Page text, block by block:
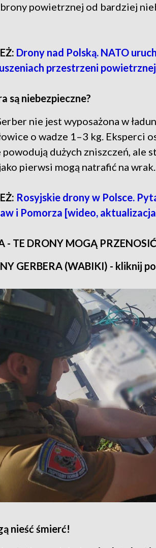
powietrznej od bardziej
Drony nad Polską. NATO
przestrzeni powietrznej
są niebezpieczne?
nie jest wyposażona w
o wadze 1–3 kg. Eksperci
powodują dużych zniszczeń, ale
pierwsi mogą natrafić na wrak.
Rosyjskie drony w Polsce.
i Pomorza [wideo,
- TE DRONY MOGĄ
GERBERA (WABIKI) - kliknij
nieść śmierć!